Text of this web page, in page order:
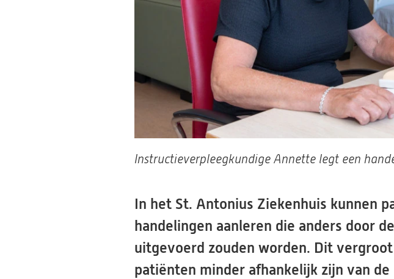
Instructieverpleegkundige Annette legt een
In het St. Antonius Ziekenhuis kunnen
handelingen aanleren die anders door
uitgevoerd zouden worden. Dit
patiënten minder afhankelijk zijn van